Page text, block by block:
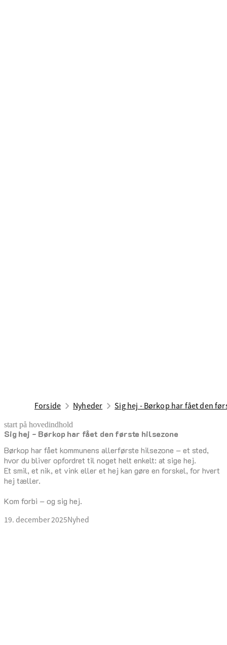
Forside Nyheder Sig hej - Børkop har fået den
start på hovedindhold
Sig hej - Børkop har fået den første hilsezone
Børkop har fået kommunens allerførste hilsezone – et sted,
hvor du bliver opfordret til noget helt enkelt: at sige hej.
Et smil, et nik, et vink eller et hej kan gøre en forskel, for hvert
hej tæller.
Kom forbi – og sig hej.
19. december 2025Nyhed
senest opdateret 19. december 2025